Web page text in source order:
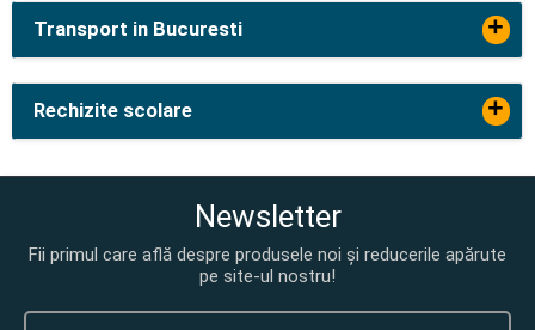
Transport in Bucuresti +
Rechizite scolare +
Newsletter
Fii primul care află despre produsele noi și reducerile apărute
pe site-ul nostru!